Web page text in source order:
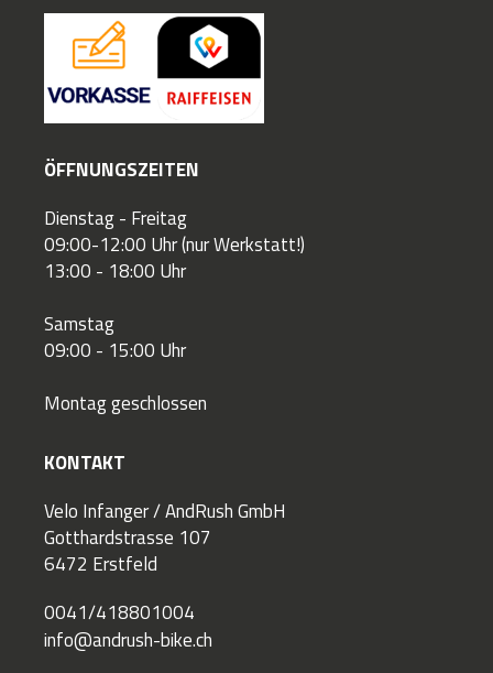
ÖFFNUNGSZEITEN
Dienstag - Freitag
09:00-12:00 Uhr (nur Werkstatt!)
13:00 - 18:00 Uhr
Samstag
09:00 - 15:00 Uhr
Montag geschlossen
KONTAKT
Velo Infanger / AndRush GmbH
Gotthardstrasse 107
6472 Erstfeld
0041/418801004
info@andrush-bike.ch